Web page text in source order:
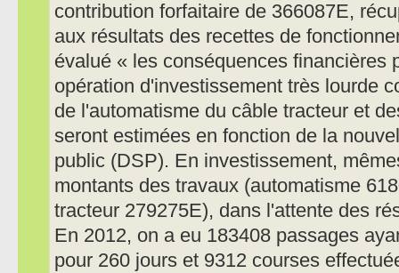
contribution forfaitaire de 366087E,
aux résultats des recettes de
évalué « les conséquences financières
opération d'investissement très lourde
de l'automatisme du câble tracteur et
seront estimées en fonction de la
public (DSP). En investissement,
montants des travaux (automatisme
tracteur 279275E), dans l'attente des
En 2012, on a eu 183408 passages
pour 260 jours et 9312 courses